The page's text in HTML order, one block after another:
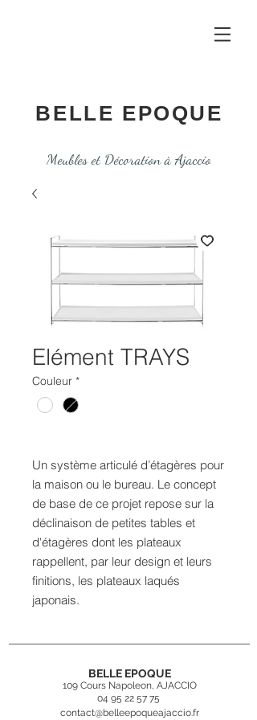
BELLE EPOQUE
Meubles et Décoration à Ajaccio
Elément TRAYS
Couleur *
Un système articulé d’étagères pour
la maison ou le bureau. Le concept
de base de ce projet repose sur la
déclinaison de petites tables et
d'étagères dont les plateaux
rappellent, par leur design et leurs
finitions, les plateaux laqués
japonais.
BELLE EPOQUE
109 Cours Napoleon, AJACCIO
04 95 22 57 75
contact@belleepoqueajaccio.fr